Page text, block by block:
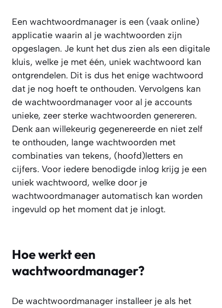
Een wachtwoordmanager is een (vaak online)
applicatie waarin al je wachtwoorden zijn
opgeslagen. Je kunt het dus zien als een digitale
kluis, welke je met één, uniek wachtwoord kan
ontgrendelen. Dit is dus het enige wachtwoord
dat je nog hoeft te onthouden. Vervolgens kan
de wachtwoordmanager voor al je accounts
unieke, zeer sterke wachtwoorden genereren.
Denk aan willekeurig gegenereerde en niet zelf
te onthouden, lange wachtwoorden met
combinaties van tekens, (hoofd)letters en
cijfers. Voor iedere benodigde inlog krijg je een
uniek wachtwoord, welke door je
wachtwoordmanager automatisch kan worden
ingevuld op het moment dat je inlogt.
Hoe werkt een
wachtwoordmanager?
De wachtwoordmanager installeer je als het